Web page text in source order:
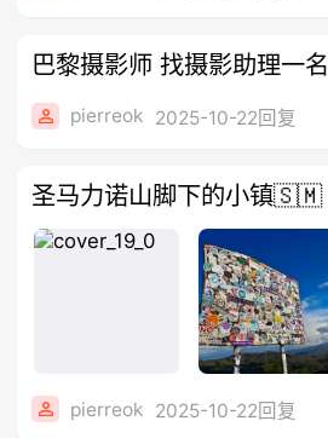
巴黎摄影师 找摄影助理一名
pierreok 2025-10-22回复
圣马力诺山脚下的小镇🇸🇲
pierreok 2025-10-22回复